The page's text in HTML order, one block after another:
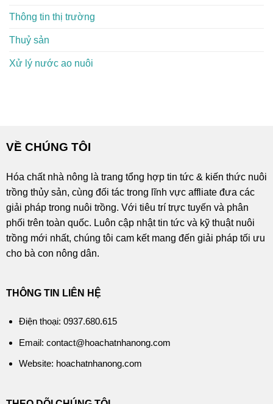
Thông tin thị trường
Thuỷ sản
Xử lý nước ao nuôi
VỀ CHÚNG TÔI
Hóa chất nhà nông là trang tổng hợp tin tức & kiến thức nuôi
trồng thủy sản, cùng đối tác trong lĩnh vực affliate đưa các
giải pháp trong nuôi trồng. Với tiêu trí trực tuyến và phân
phối trên toàn quốc. Luôn cập nhật tin tức và kỹ thuật nuôi
trồng mới nhất, chúng tôi cam kết mang đến giải pháp tối ưu
cho bà con nông dân.
THÔNG TIN LIÊN HỆ
Điện thoại: 0937.680.615
Email: contact@hoachatnhanong.com
Website: hoachatnhanong.com